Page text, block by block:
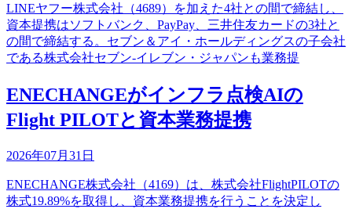
LINEヤフー株式会社（4689）を加えた4社との間で締結し、
資本提携はソフトバンク、PayPay、三井住友カードの3社と
の間で締結する。セブン＆アイ・ホールディングスの子会社
である株式会社セブン‐イレブン・ジャパンも業務提
ENECHANGEがインフラ点検AIの
Flight PILOTと資本業務提携
2026年07月31日
ENECHANGE株式会社（4169）は、株式会社FlightPILOTの
株式19.89%を取得し、資本業務提携を行うことを決定し